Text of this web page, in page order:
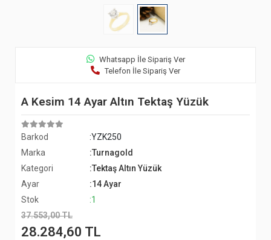
Whatsapp İle Sipariş Ver
Telefon İle Sipariş Ver
A Kesim 14 Ayar Altın Tektaş Yüzük
Barkod
:YZK250
Marka
:Turnagold
Kategori
:Tektaş Altın Yüzük
Ayar
:14 Ayar
Stok
:1
37.553,00 TL
28.284,60 TL